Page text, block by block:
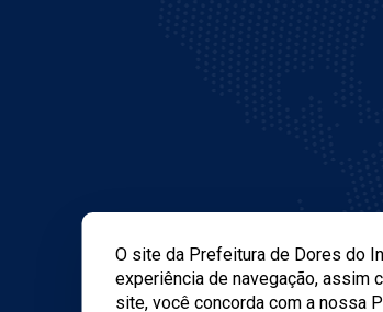
O site da Prefeitura de Dores do
experiência de navegação, assim
site, você concorda com a nossa